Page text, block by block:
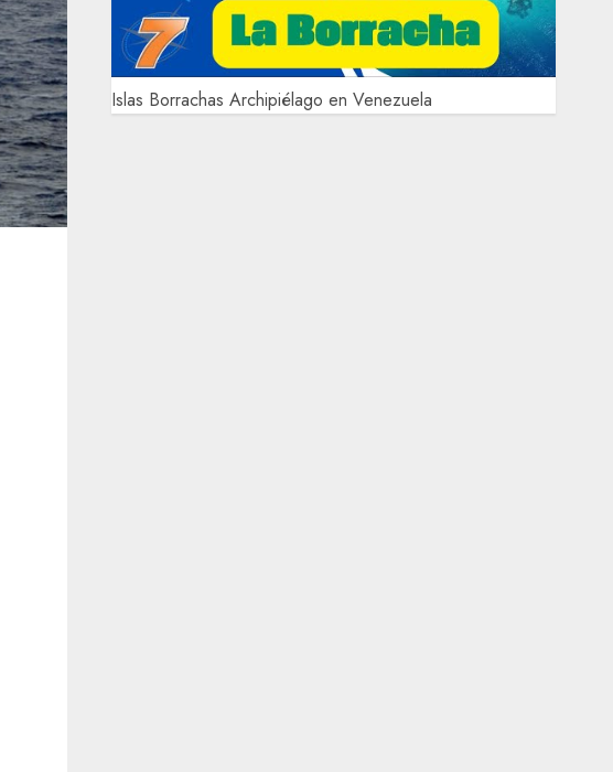
Islas Borrachas Archipiélago en Venezuela